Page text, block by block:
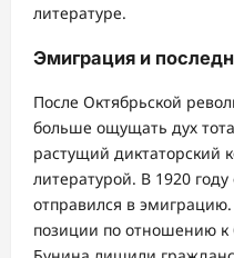
литературе.
Эмиграция и
После Октябрьской
больше ощущать дух
растущий диктаторский
литературой. В 1920
отправился в
позиции по отношению